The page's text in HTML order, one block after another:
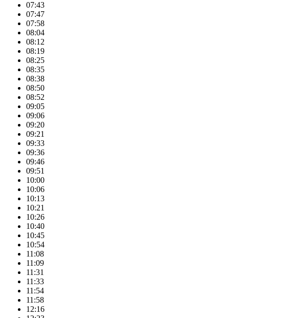
07:43
07:47
07:58
08:04
08:12
08:19
08:25
08:35
08:38
08:50
08:52
09:05
09:06
09:20
09:21
09:33
09:36
09:46
09:51
10:00
10:06
10:13
10:21
10:26
10:40
10:45
10:54
11:08
11:09
11:31
11:33
11:54
11:58
12:16